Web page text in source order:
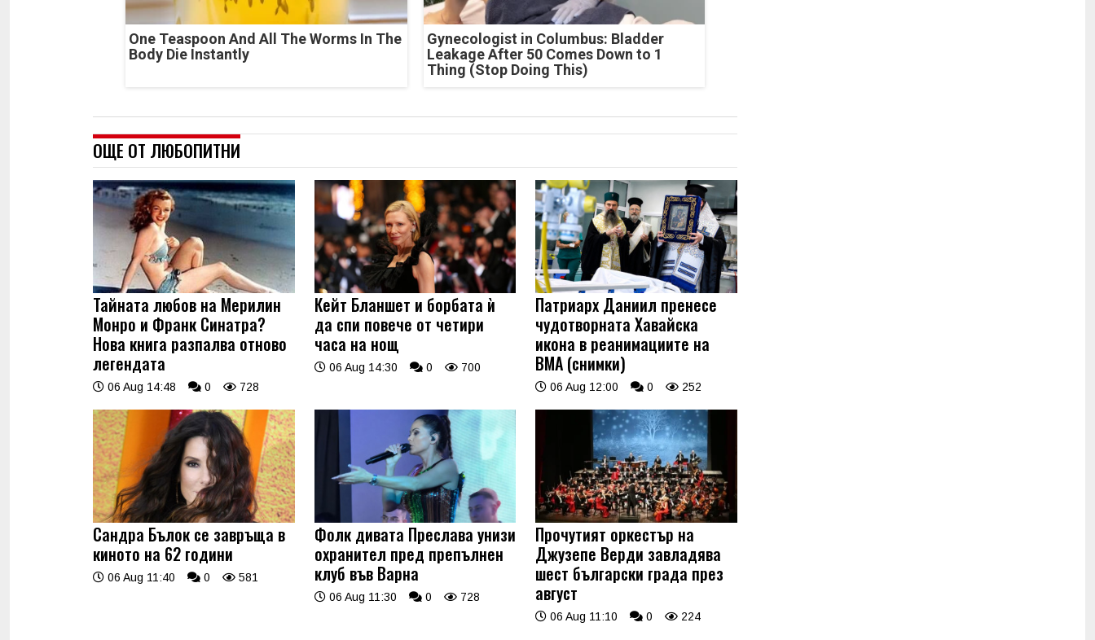
One Teaspoon And All The Worms In The
Body Die Instantly
Gynecologist in Columbus: Bladder
Leakage After 50 Comes Down to 1
Thing (Stop Doing This)
ОЩЕ ОТ ЛЮБОПИТНИ
Тайната любов на Мерилин
Монро и Франк Синатра?
Нова книга разпалва отново
легендата
06 Aug 14:48 0 728
Кейт Бланшет и борбата ѝ
да спи повече от четири
часа на нощ
06 Aug 14:30 0 700
Патриарх Даниил пренесе
чудотворната Хавайска
икона в реанимациите на
ВМА (снимки)
06 Aug 12:00 0 252
Сандра Бълок се завръща в
киното на 62 години
06 Aug 11:40 0 581
Фолк дивата Преслава унизи
охранител пред препълнен
клуб във Варна
06 Aug 11:30 0 728
Прочутият оркестър на
Джузепе Верди завладява
шест български града през
август
06 Aug 11:10 0 224